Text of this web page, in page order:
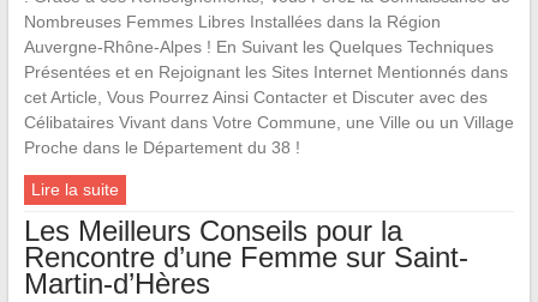
Nombreuses Femmes Libres Installées dans la Région
Auvergne-Rhône-Alpes ! En Suivant les Quelques Techniques
Présentées et en Rejoignant les Sites Internet Mentionnés dans
cet Article, Vous Pourrez Ainsi Contacter et Discuter avec des
Célibataires Vivant dans Votre Commune, une Ville ou un Village
Proche dans le Département du 38 !
Lire la suite
Les Meilleurs Conseils pour la
Rencontre d’une Femme sur Saint-
Martin-d’Hères